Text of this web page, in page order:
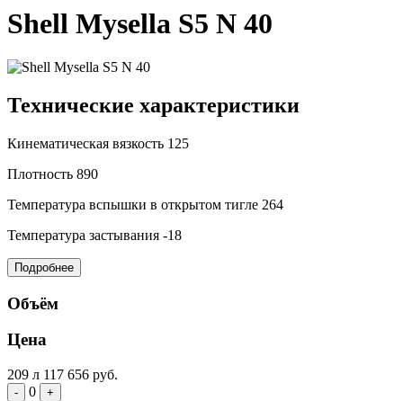
Shell Mysella S5 N 40
Технические характеристики
Кинематическая вязкость 125
Плотность 890
Температура вспышки в открытом тигле 264
Температура застывания -18
Подробнее
Объём
Цена
209 л 117 656 руб.
- 0
+